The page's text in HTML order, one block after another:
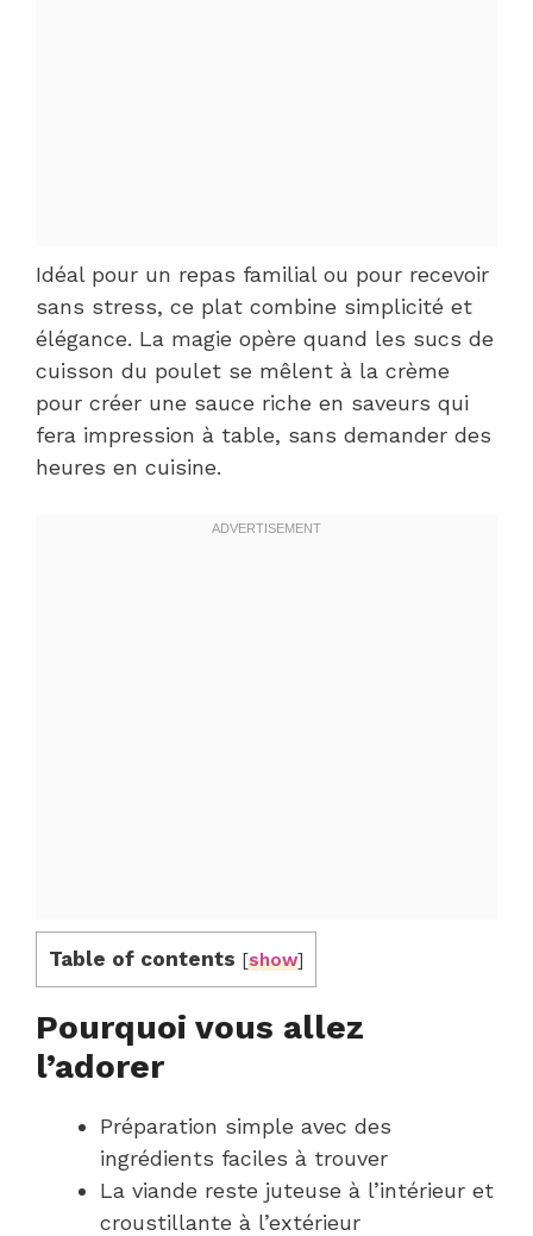
Idéal pour un repas familial ou pour recevoir
sans stress, ce plat combine simplicité et
élégance. La magie opère quand les sucs de
cuisson du poulet se mêlent à la crème
pour créer une sauce riche en saveurs qui
fera impression à table, sans demander des
heures en cuisine.
Table of contents [show]
Pourquoi vous allez
l’adorer
Préparation simple avec des
ingrédients faciles à trouver
La viande reste juteuse à l’intérieur et
croustillante à l’extérieur